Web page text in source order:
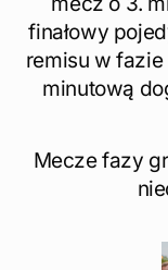
finałowy
remisu w
minutową
Mecze fazy